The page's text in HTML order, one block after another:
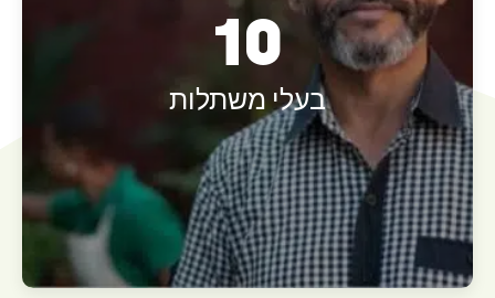
10
בעלי משתלות